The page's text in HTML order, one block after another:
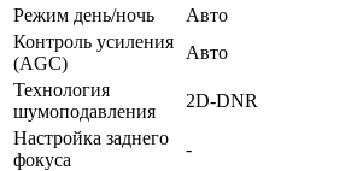
Режим день/ночь
Авто
Контроль усиления
(AGC)
Авто
Технология
шумоподавления
2D-DNR
Настройка заднего
фокуса
-